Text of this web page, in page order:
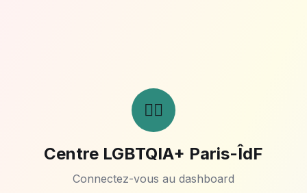
🏳️‍🌈
Centre LGBTQIA+ Paris-ÎdF
Connectez-vous au dashboard